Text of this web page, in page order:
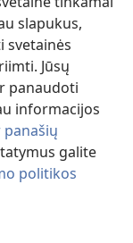
slapukus,
svetainės
Jūsų
panaudoti
informacijos
galite
politikos
of Pennsylvania.